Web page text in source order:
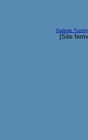
Galerie
[Site